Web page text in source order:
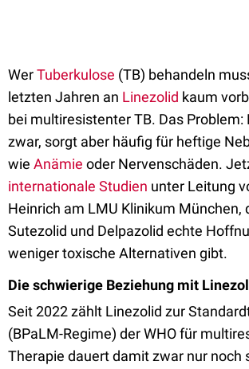
WerTuberkulose (TB) behandeln
letzten Jahren an Linezolid kaum
bei multiresistenter TB. Das
zwar, sorgt aber häufig für heftige
wie Anämie oder Nervenschäden.
internationale Studien unter Leitung
Heinrich am LMU Klinikum München,
Sutezolid und Delpazolid echte
weniger toxische Alternativen gibt.
Die schwierige Beziehung mit
Seit 2022 zählt Linezolid zur
(BPaLM-Regime) der WHO für
Therapie dauert damit zwar nur noch